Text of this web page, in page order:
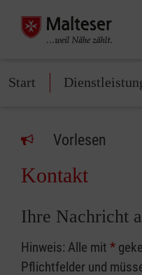
Start
Vorlesen
Kontakt
Ihre Nachricht
Hinweis: Alle mit *
Pflichtfelder und